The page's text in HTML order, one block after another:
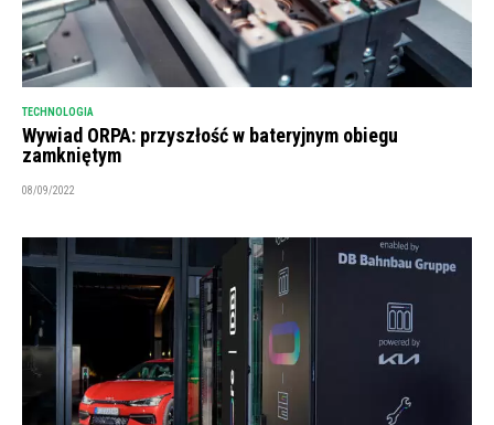
TECHNOLOGIA
Wywiad ORPA: przyszłość w bateryjnym obiegu
zamkniętym
08/09/2022